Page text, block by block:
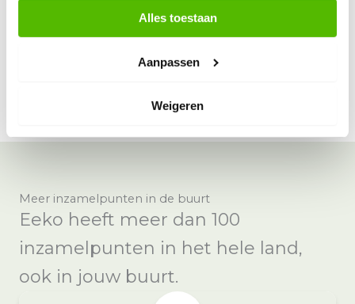
Alles toestaan
Aanpassen
Weigeren
Bekijk alle antwoorden
Meer inzamelpunten in de buurt
Eeko heeft meer dan 100
inzamelpunten in het hele land,
ook in jouw buurt.